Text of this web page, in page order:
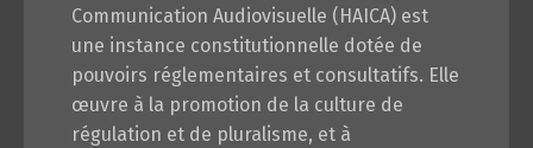
Communication Audiovisuelle (HAICA) est
une instance constitutionnelle dotée de
pouvoirs réglementaires et consultatifs. Elle
œuvre à la promotion de la culture de
régulation et de pluralisme, et à